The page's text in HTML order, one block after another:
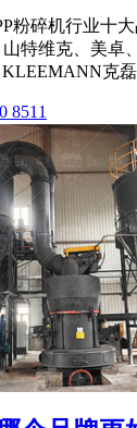
粉碎机行业十
特维克、美卓
KLEEMANN克
8511